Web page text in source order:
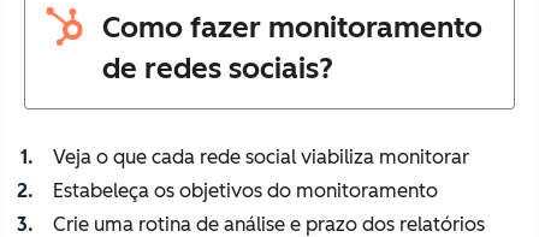
Como fazer monitoramento
de redes sociais?
Veja o que cada rede social viabiliza monitorar
Estabeleça os objetivos do monitoramento
Crie uma rotina de análise e prazo dos relatórios